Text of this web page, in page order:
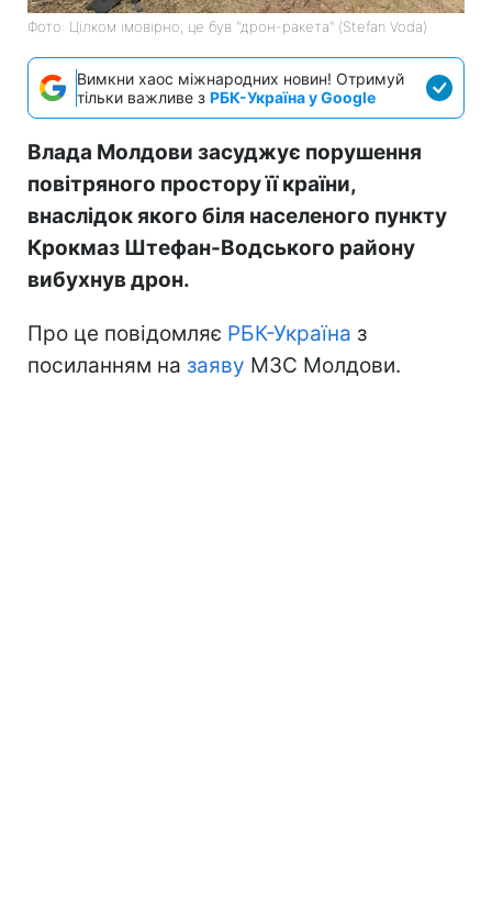
Фото: Цілком імовірно, це був "дрон-ракета" (Stefan Voda)
Вимкни хаос міжнародних новин! Отримуй
тільки важливе з РБК-Україна у Google
Влада Молдови засуджує порушення
повітряного простору її країни,
внаслідок якого біля населеного пункту
Крокмаз Штефан-Водського району
вибухнув дрон.
Про це повідомляє РБК-Україна з
посиланням на заяву МЗС Молдови.